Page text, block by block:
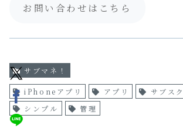
お問い合わせはこちら
サブマネ！
iPhoneアプリ アプリ
サブス
シンプル
管理